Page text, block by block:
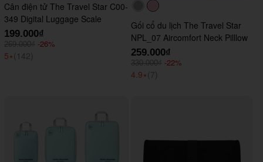
Cân điện tử The Travel Star C00-
349 Digital Luggage Scale
199.000₫
269.000₫ -26%
5⭑ (142)
#acacac#ffc0cb
Gối cổ du lịch The Travel Star
NPL_07 Aircomfort Neck Pilllow
259.000₫
330.000₫ -22%
4.9⭑ (7)